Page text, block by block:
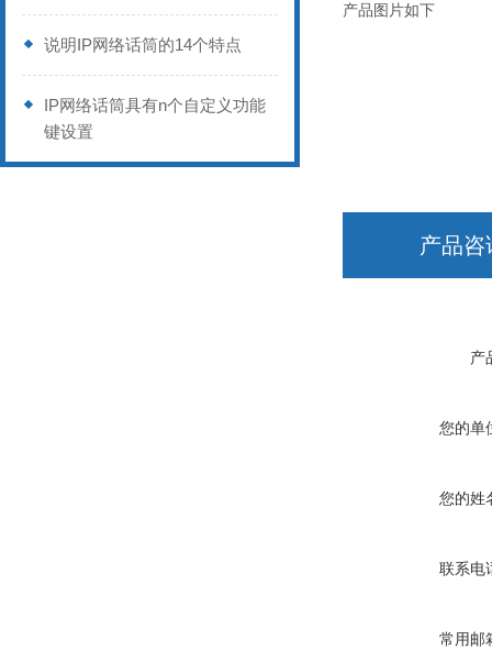
说明IP网络话筒的14个特点
IP网络话筒具有n个自定义功能
键设置
产品图片如下
产品咨
产
您的单
您的姓
联系电
常用邮